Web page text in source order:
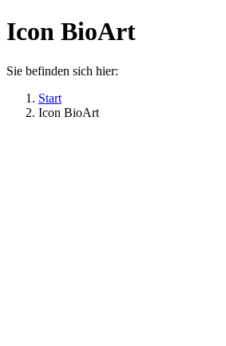
Icon BioArt
Sie befinden sich hier:
Start
Icon BioArt